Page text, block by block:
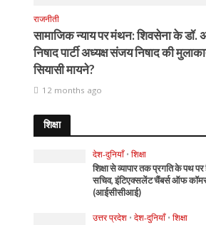
राजनीती
सामाजिक न्याय पर मंथन: शिवसेना के डॉ.
निषाद पार्टी अध्यक्ष संजय निषाद की
सियासी मायने?
12 months ago
शिक्षा
देश-दुनियाँ • शिक्षा
शिक्षा से व्यापार तक प्रगति के पथ पर
सचिव, इंटिएक्सलेंट चैंबर्स ऑफ
(आईसीसीआई)
उत्तर प्रदेश • देश-दुनियाँ • शिक्षा